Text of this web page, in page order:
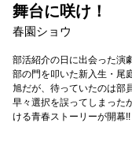
舞台に咲け！
春園ショウ
部活紹介の日に出会った演
部の門を叩いた新入生・尾
旭だが、待っていたのは部
早々選択を誤ってしまった
ける青春ストーリーが開幕!!